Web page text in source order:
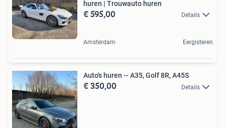
huren | Trouwauto huren
€ 595,00 Details
Amsterdam Eergisteren
Auto's huren -- A35, Golf 8R, A45S
€ 350,00 Details